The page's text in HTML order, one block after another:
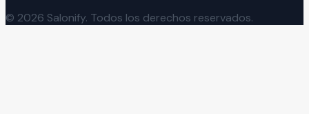
© 2026 Salonify. Todos los derechos reservados.